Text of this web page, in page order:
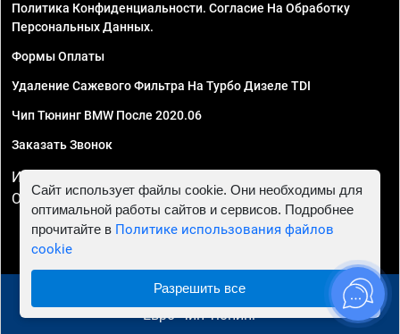
Политика Конфиденциальности. Согласие На Обработку
Персональных Данных.
Формы Оплаты
Удаление Сажевого Фильтра На Турбо Дизеле TDI
Чип Тюнинг BMW После 2020.06
Заказать Звонок
ИП Смирнов Георгий Павлович. ИНН 781302555843,
ОГРНИП 324470400032610
© 2010 - 2026 Чип тюнинг в Волгограде - Автосервис
"Евро Чип Тюнинг"
Сайт использует файлы cookie. Они необходимы для
оптимальной работы сайтов и сервисов. Подробнее
прочитайте в Политике использования файлов
cookie
Разрешить все